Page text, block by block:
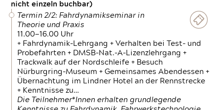
nicht einzeln buchbar)
Termin 2/2: Fahrdynamikseminar in
Theorie und Praxis
11.00—16.00 Uhr
+ Fahrdynamik-Lehrgang + Verhalten bei Test- und
Probefahrten + DMSB-Nat.-A-Lizenzlehrgang +
Trackwalk auf der Nordschleife + Besuch
Nürburgring-Museum + Gemeinsames Abendessen +
Übernachtung im Lindner Hotel an der Rennstrecke
+ Kenntnisse zu…
Die Teilnehmer*Innen erhalten grundlegende